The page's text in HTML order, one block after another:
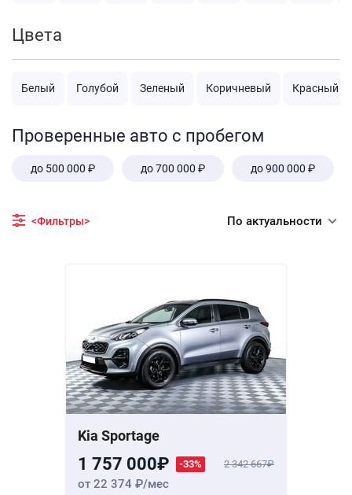
Цвета
Белый Голубой Зеленый Коричневый Красный
Проверенные авто с пробегом
до 500 000 ₽ до 700 000 ₽ до 900 000 ₽
<Фильтры> По актуальности
Kia Sportage
1 757 000 -33% 2 342 667
от 22 374 /мес